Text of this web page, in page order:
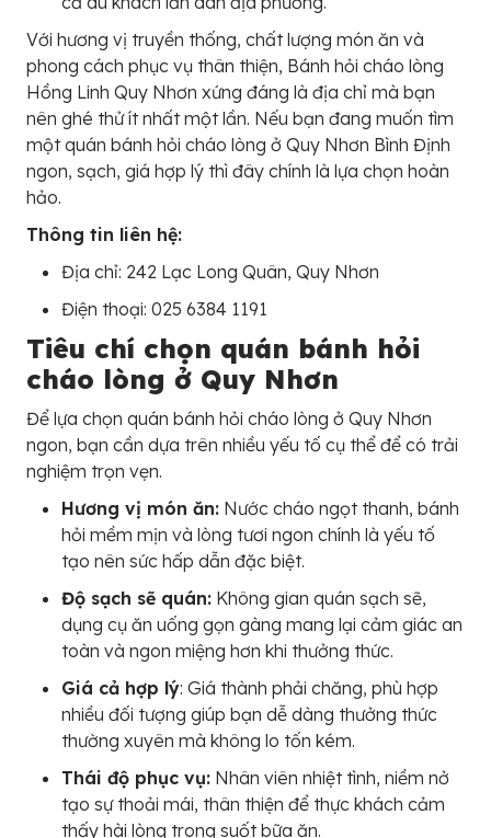
Với hương vị truyền thống, chất lượng món ăn và
phong cách phục vụ thân thiện, Bánh hỏi cháo lòng
Hồng Linh Quy Nhơn xứng đáng là địa chỉ mà bạn
nên ghé thử ít nhất một lần. Nếu bạn đang muốn tìm
một quán bánh hỏi cháo lòng ở Quy Nhơn Bình Định
ngon, sạch, giá hợp lý thì đây chính là lựa chọn hoàn
hảo.
Thông tin liên hệ:
Địa chỉ: 242 Lạc Long Quân, Quy Nhơn
Điện thoại: 025 6384 1191
Tiêu chí chọn quán bánh hỏi
cháo lòng ở Quy Nhơn
Để lựa chọn quán bánh hỏi cháo lòng ở Quy Nhơn
ngon, bạn cần dựa trên nhiều yếu tố cụ thể để có trải
nghiệm trọn vẹn.
Hương vị món ăn: Nước cháo ngọt thanh, bánh
hỏi mềm mịn và lòng tươi ngon chính là yếu tố
tạo nên sức hấp dẫn đặc biệt.
Độ sạch sẽ quán: Không gian quán sạch sẽ,
dụng cụ ăn uống gọn gàng mang lại cảm giác an
toàn và ngon miệng hơn khi thưởng thức.
Giá cả hợp lý: Giá thành phải chăng, phù hợp
nhiều đối tượng giúp bạn dễ dàng thưởng thức
thường xuyên mà không lo tốn kém.
Thái độ phục vụ: Nhân viên nhiệt tình, niềm nở
tạo sự thoải mái, thân thiện để thực khách cảm
thấy hài lòng trong suốt bữa ăn.